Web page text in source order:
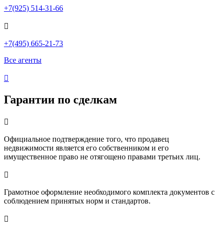
+7(925) 514-31-66

+7(495) 665-21-73
Все агенты

Гарантии по сделкам

Официальное подтверждение того, что продавец
недвижимости является его собственником и его
имущественное право не отягощено правами третьих лиц.

Грамотное оформление необходимого комплекта документов с
соблюдением принятых норм и стандартов.
